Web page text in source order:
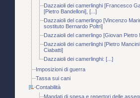
Dazzaioli dei camerlinghi [Francesco
[Pietro Bandelloni], [...]
Dazzaioli del camerlingo [Vincenzo
sostituto Bernardo Poltri]
Dazzaioli del camerlingo [Giovan Pietro
Dazzaioli dei camerlinghi [Pietro
Ciabatti]
Dazzaioli dei camerlinghi: [...]
Imposizioni di guerra
Tassa sui cani
Contabilità
Mandati di spesa e repertori delle